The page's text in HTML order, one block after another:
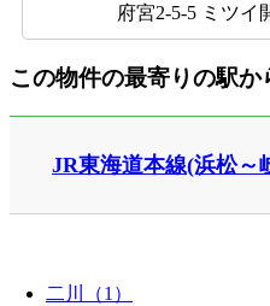
府宮2-5-5 ミツイ
この物件の最寄りの駅
JR東海道本線(浜松～
二川（1）